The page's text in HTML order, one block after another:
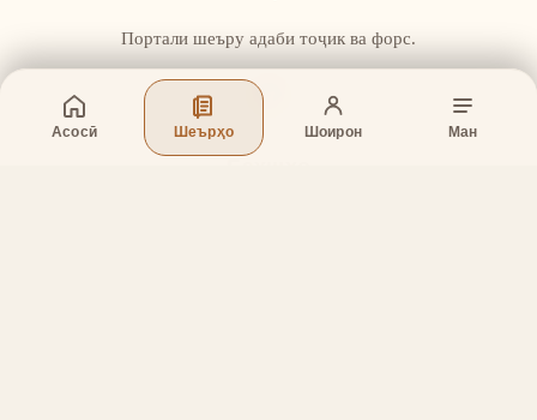
Асосӣ Шеърҳо Шоирон Ман
Портали шеъру адаби тоҷик ва форс.